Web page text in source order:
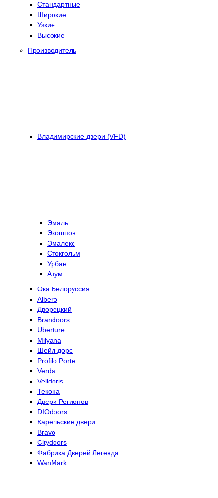
Стандартные
Широкие
Узкие
Высокие
Производитель
Владимирские двери (VFD)
Эмаль
Экошпон
Эмалекс
Стокгольм
Урбан
Атум
Ока Белоруссия
Albero
Дворецкий
Brandoors
Uberture
Milyana
Шейл дорс
Profilo Porte
Verda
Velldoris
Текона
Двери Регионов
DIOdoors
Карельские двери
Bravo
Citydoors
Фабрика Дверей Легенда
WanMark